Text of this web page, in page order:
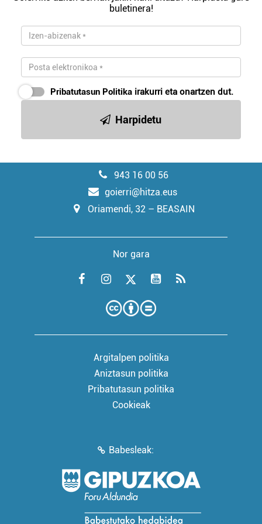
buletinera!
Pribatutasun Politika irakurri eta onartzen dut.
Harpidetu
943 16 00 56
goierri@hitza.eus
Oriamendi, 32 – BEASAIN
Nor gara
Argitalpen politika
Aniztasun politika
Pribatutasun politika
Cookieak
Babesleak: